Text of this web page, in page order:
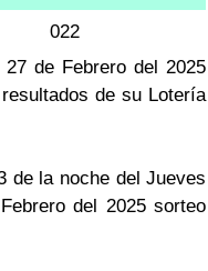
022
de Febrero del 2025
de su Lotería
de la noche del Jueves
del 2025 sorteo